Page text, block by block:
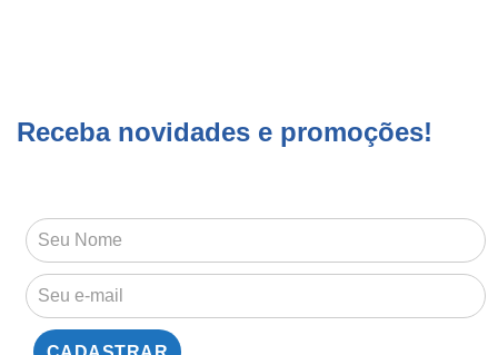
Receba novidades e promoções!